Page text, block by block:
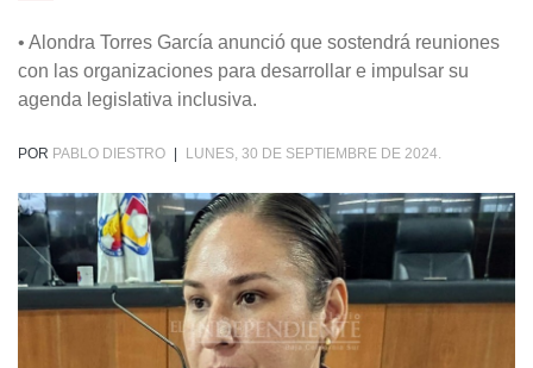
• Alondra Torres García anunció que sostendrá reuniones
con las organizaciones para desarrollar e impulsar su
agenda legislativa inclusiva.
POR PABLO DIESTRO LUNES, 30 DE SEPTIEMBRE DE 2024.